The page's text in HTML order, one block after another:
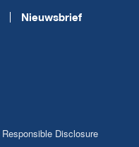
Nieuwsbrief
Responsible Disclosure